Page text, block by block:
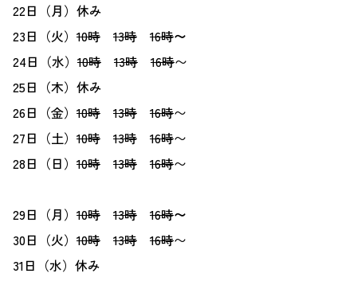
22日（月）休み
23日（火） 10時 13時 16時〜
24日（水） 10時 13時 16時〜
25日（木）休み
26日（金） 10時 13時 16時〜
27日（土） 10時 13時 16時〜
28日（日） 10時 13時 16時〜
29日（月） 10時 13時 16時〜
30日（火） 10時 13時 16時〜
31日（水）休み